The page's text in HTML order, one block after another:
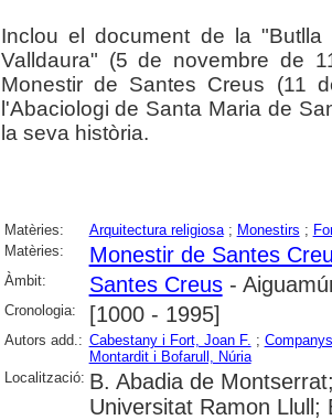
Inclou el document de la
Valldaura" (5 de novembre de
Monestir de Santes Creus (11
l'Abaciologi de Santa Maria de
la seva història.
Matèries: Arquitectura religiosa; Monestirs ;
Matèries:
Monestir de Santes
Àmbit: Santes Creus-
Cronologia: [1000 - 1995]
Autors add.: Cabestany i Fort, Joan F. ;
Montardit i Bofarull, Núria
Localització: B. Abadia de
Universitat Ramon Llull;